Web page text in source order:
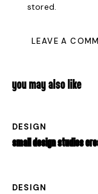
stored.
YOU MAY ALSO LIKE
DESIGN
SMALL DESIGN STUDIOS
DESIGN